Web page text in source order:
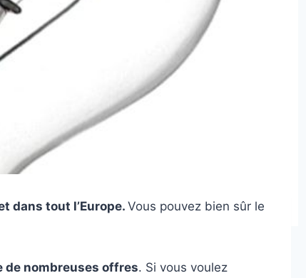
dans tout l’Europe. Vous pouvez bien sûr le
de nombreuses offres. Si vous voulez